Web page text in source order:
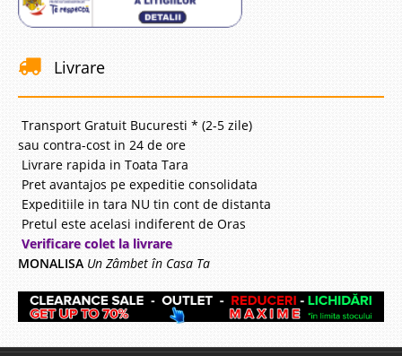
Livrare
Transport Gratuit Bucuresti * (2-5 zile)
sau contra-cost in 24 de ore
Livrare rapida in Toata Tara
Pret avantajos pe expeditie consolidata
Expeditiile in tara NU tin cont de distanta
Pretul este acelasi indiferent de Oras
Verificare colet la livrare
MONALISA Un Zâmbet în Casa Ta